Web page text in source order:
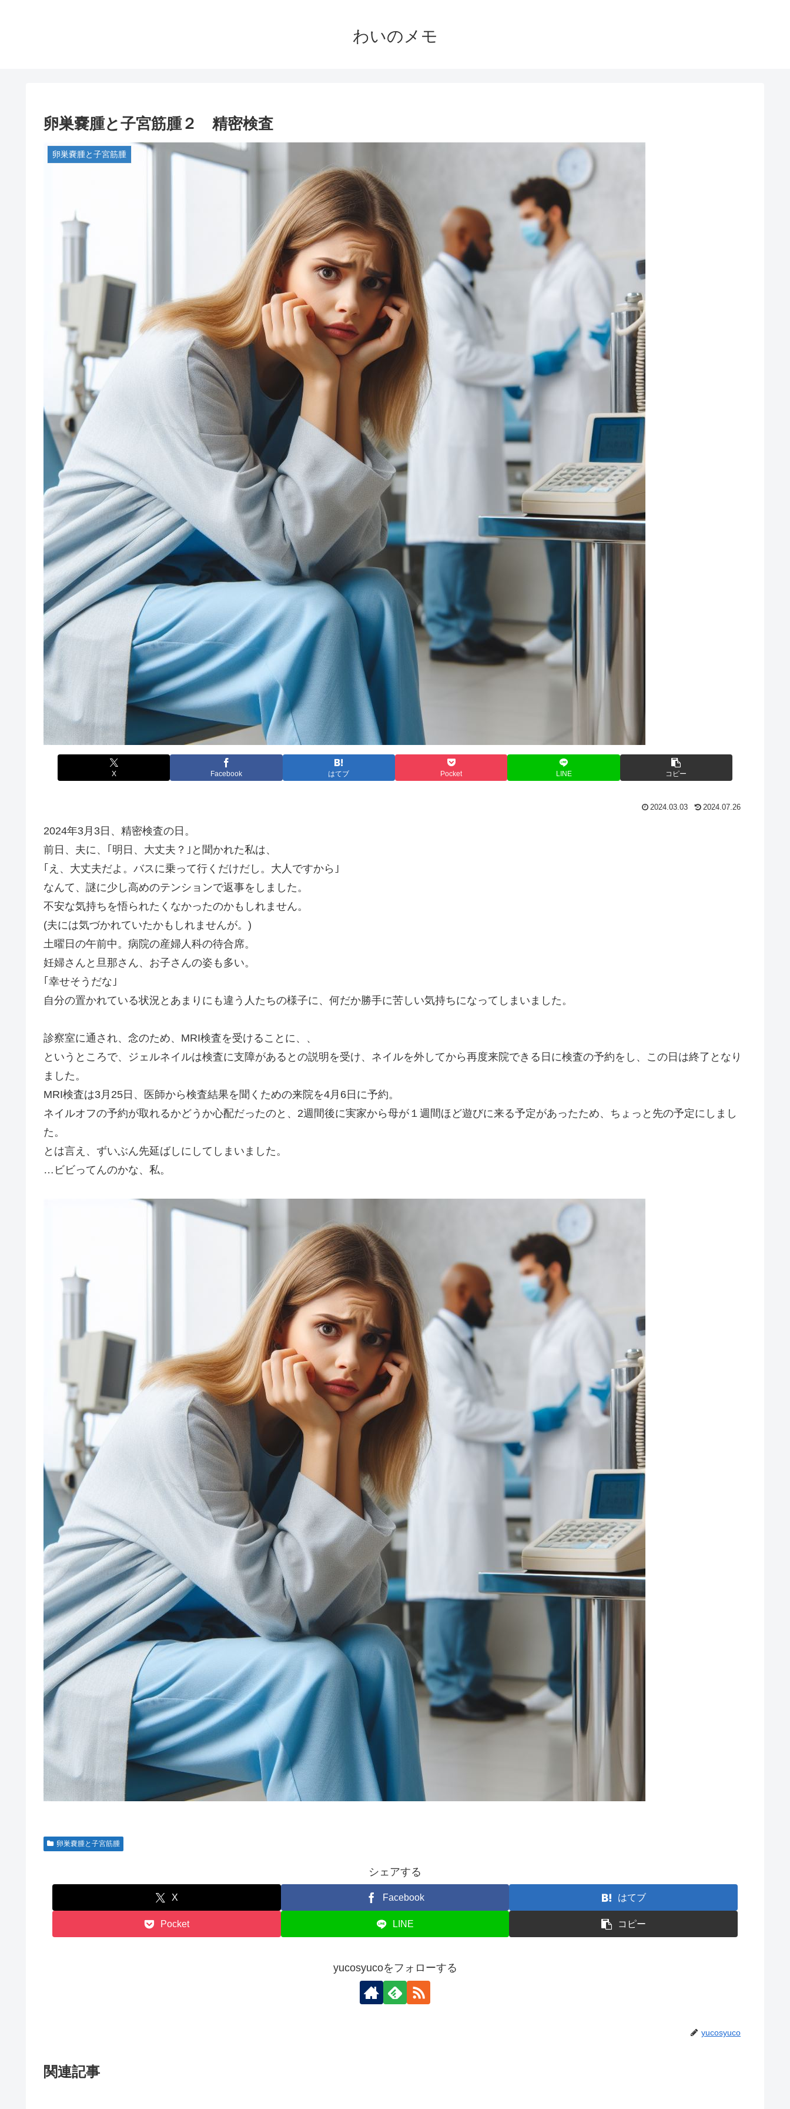
わいのメモ
卵巣嚢腫と子宮筋腫２ 精密検査
卵巣嚢腫と子宮筋腫
X Facebook はてブ Pocket LINE コピー
2024.03.03 2024.07.26
2024年3月3日、精密検査の日。
前日、夫に、｢明日、大丈夫？｣と聞かれた私は、
｢え、大丈夫だよ。バスに乗って行くだけだし。大人ですから｣
なんて、謎に少し高めのテンションで返事をしました。
不安な気持ちを悟られたくなかったのかもしれません。
(夫には気づかれていたかもしれませんが。)
土曜日の午前中。病院の産婦人科の待合席。
妊婦さんと旦那さん、お子さんの姿も多い。
｢幸せそうだな｣
自分の置かれている状況とあまりにも違う人たちの様子に、何だか勝手に苦しい気持ちになってしまいました。
診察室に通され、念のため、MRI検査を受けることに、、
というところで、ジェルネイルは検査に支障があるとの説明を受け、ネイルを外してから再度来院できる日に検査の予約をし、この日は終了となり
ました。
MRI検査は3月25日、医師から検査結果を聞くための来院を4月6日に予約。
ネイルオフの予約が取れるかどうか心配だったのと、2週間後に実家から母が１週間ほど遊びに来る予定があったため、ちょっと先の予定にしまし
た。
とは言え、ずいぶん先延ばしにしてしまいました。
…ビビってんのかな、私。
卵巣嚢腫と子宮筋腫
シェアする
X Facebook はてブ
Pocket LINE コピー
yucosyucoをフォローする
yucosyuco
関連記事